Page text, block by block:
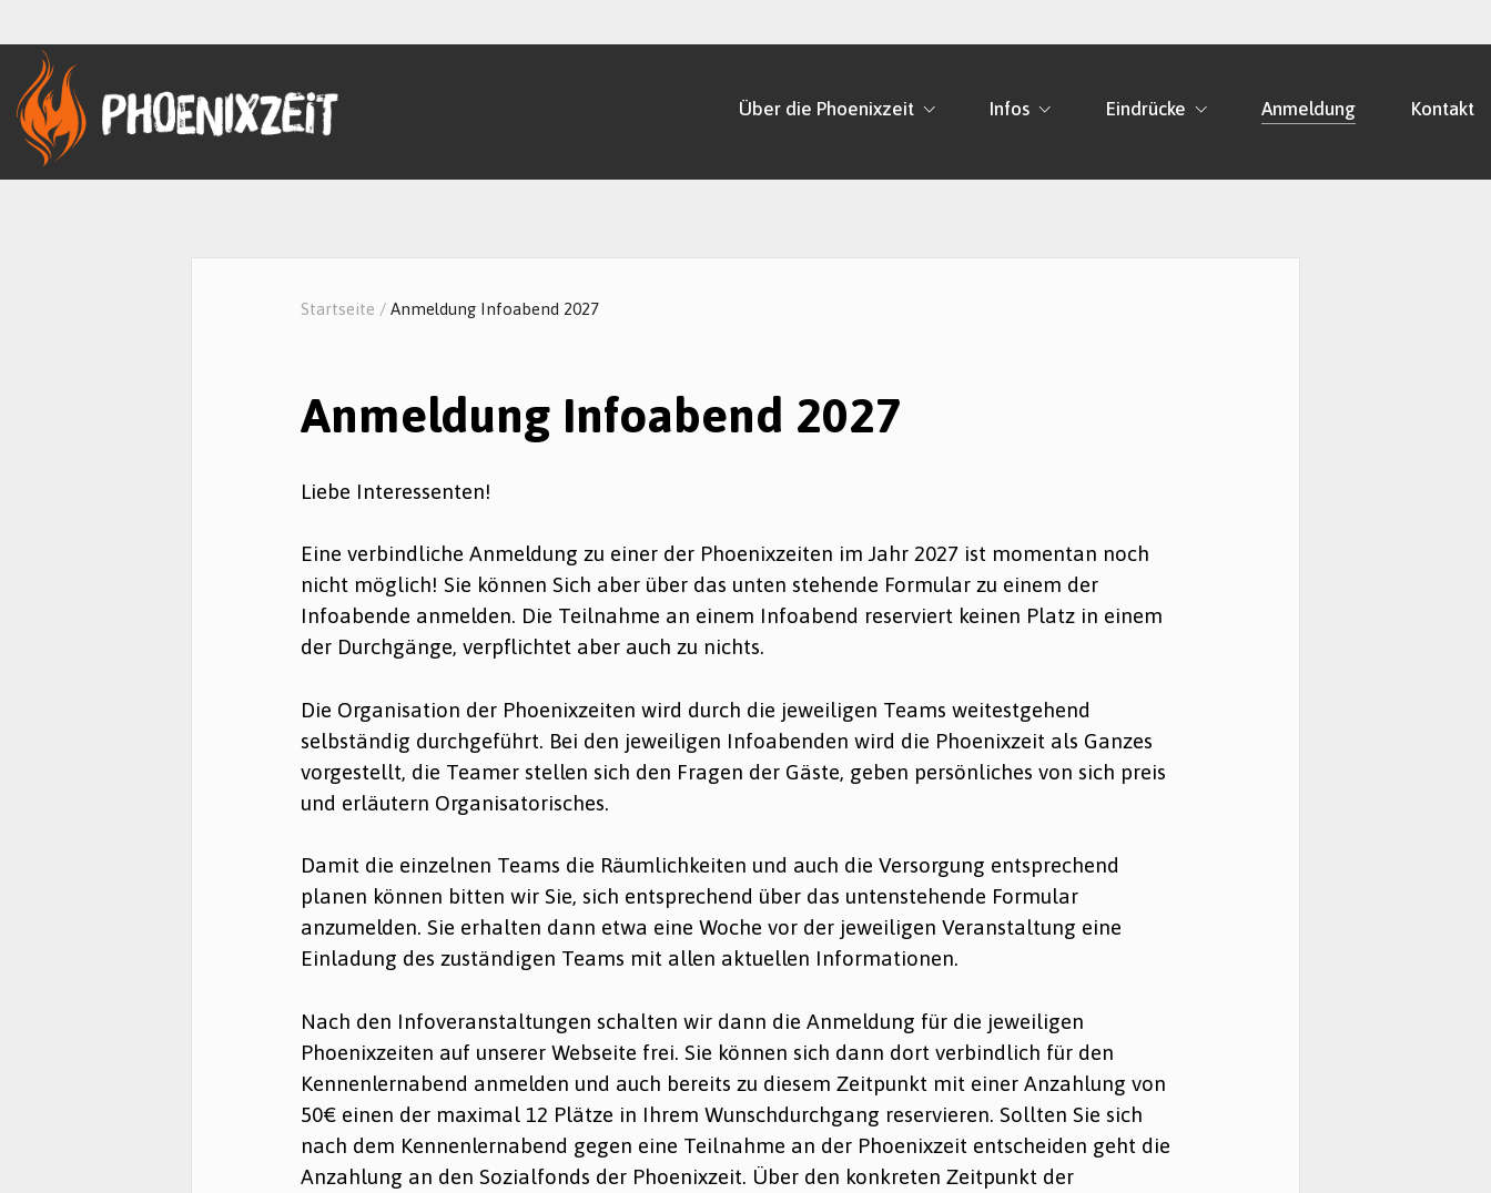
Über die Phoenixzeit Infos Eindrücke Anmeldung Kontakt
Startseite /Anmeldung Infoabend 2027
Anmeldung Infoabend 2027
Liebe Interessenten!
Eine verbindliche Anmeldung zu einer der Phoenixzeiten im Jahr 2027 ist momentan noch
nicht möglich! Sie können Sich aber über das unten stehende Formular zu einem der
Infoabende anmelden. Die Teilnahme an einem Infoabend reserviert keinen Platz in einem
der Durchgänge, verpflichtet aber auch zu nichts.
Die Organisation der Phoenixzeiten wird durch die jeweiligen Teams weitestgehend
selbständig durchgeführt. Bei den jeweiligen Infoabenden wird die Phoenixzeit als Ganzes
vorgestellt, die Teamer stellen sich den Fragen der Gäste, geben persönliches von sich preis
und erläutern Organisatorisches.
Damit die einzelnen Teams die Räumlichkeiten und auch die Versorgung entsprechend
planen können bitten wir Sie, sich entsprechend über das untenstehende Formular
anzumelden. Sie erhalten dann etwa eine Woche vor der jeweiligen Veranstaltung eine
Einladung des zuständigen Teams mit allen aktuellen Informationen.
Nach den Infoveranstaltungen schalten wir dann die Anmeldung für die jeweiligen
Phoenixzeiten auf unserer Webseite frei. Sie können sich dann dort verbindlich für den
Kennenlernabend anmelden und auch bereits zu diesem Zeitpunkt mit einer Anzahlung von
50€ einen der maximal 12 Plätze in Ihrem Wunschdurchgang reservieren. Sollten Sie sich
nach dem Kennenlernabend gegen eine Teilnahme an der Phoenixzeit entscheiden geht die
Anzahlung an den Sozialfonds der Phoenixzeit. Über den konkreten Zeitpunkt der